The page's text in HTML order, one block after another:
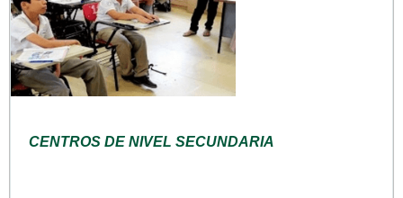
CENTROS DE NIVEL SECUNDARIA